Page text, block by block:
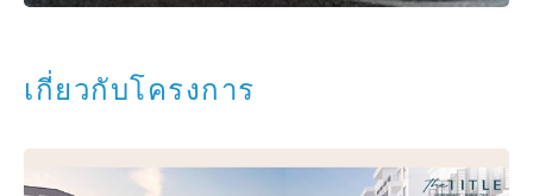
เกี่ยวกับโครงการ